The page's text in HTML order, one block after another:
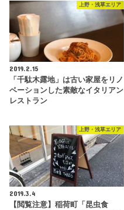
上野・浅草エリア
2019.2.15
「千駄木露地」は古い家屋をリノ
ベーションした素敵なイタリアン
レストラン
上野・浅草エリア
2019.3.4
【閲覧注意】稲荷町「昆虫食